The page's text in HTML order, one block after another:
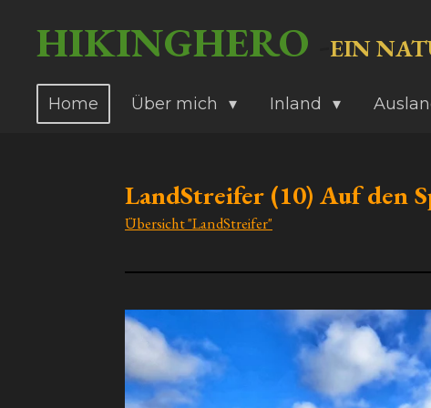
Hauptinhalt
springen
HIKINGHERO EIN
Home Über mich Inland
LandStreifer (10) Auf den
Übersicht "LandStreifer"